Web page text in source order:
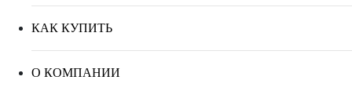
КАК КУПИТЬ
О КОМПАНИИ